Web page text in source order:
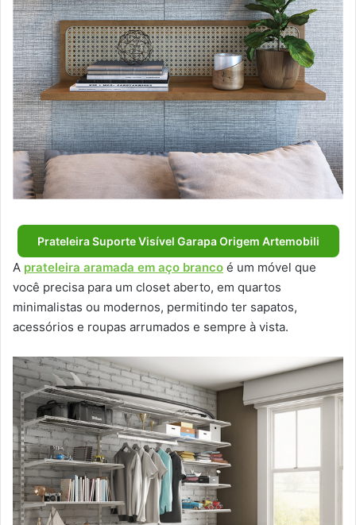
Prateleira Suporte Visível Garapa Origem Artemobili
A prateleira aramada em aço branco é um móvel que
você precisa para um closet aberto, em quartos
minimalistas ou modernos, permitindo ter sapatos,
acessórios e roupas arrumados e sempre à vista.